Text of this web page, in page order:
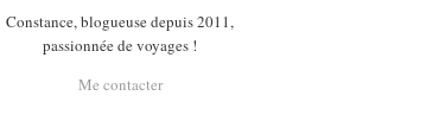
Constance, blogueuse depuis 2011,
passionnée de voyages !
Me contacter